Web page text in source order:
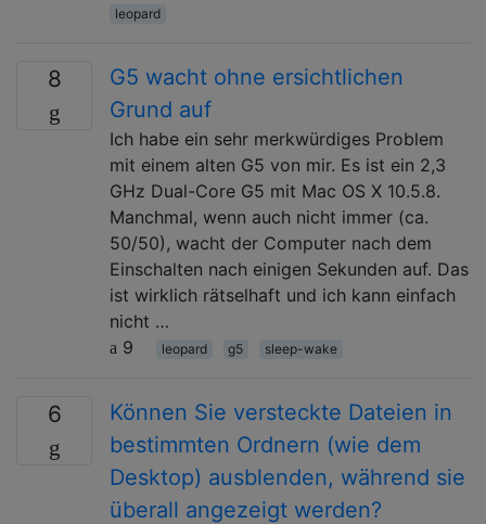
leopard
8
G5 wacht ohne ersichtlichen
Grund auf
Ich habe ein sehr merkwürdiges Problem
mit einem alten G5 von mir. Es ist ein 2,3
GHz Dual-Core G5 mit Mac OS X 10.5.8.
Manchmal, wenn auch nicht immer (ca.
50/50), wacht der Computer nach dem
Einschalten nach einigen Sekunden auf. Das
ist wirklich rätselhaft und ich kann einfach
nicht …
9
leopard g5 sleep-wake
6
Können Sie versteckte Dateien in
bestimmten Ordnern (wie dem
Desktop) ausblenden, während sie
überall angezeigt werden?